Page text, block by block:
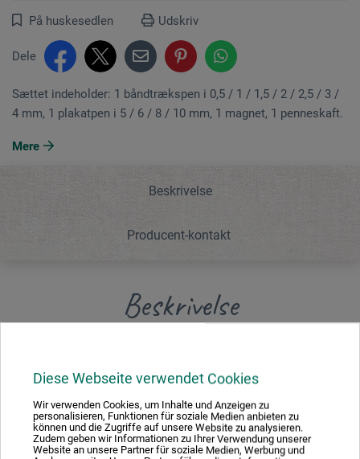
Diese Webseite verwendet Cookies
Wir verwenden Cookies, um Inhalte und Anzeigen zu
personalisieren, Funktionen für soziale Medien anbieten zu
können und die Zugriffe auf unsere Website zu analysieren.
Zudem geben wir Informationen zu Ihrer Verwendung unserer
Website an unsere Partner für soziale Medien, Werbung und
På huskesedlen Udskriv
Dele
Sættet indeholder: 1 båndtrækspen i 0,5 / 1 / 1,5 / 2 / 2,5 / 3 /
4 mm, 1 plakatpen i 5 / 6 / 8 / 10 mm, 1 magnet, 1 penneskaft.
Mere
Beskrivelse
Producent-kontakt
Beskrivelse
3 / 4 mm, 1 plakatpen i 5 / 6 / 8 / 10 mm, 1 magnet, 1